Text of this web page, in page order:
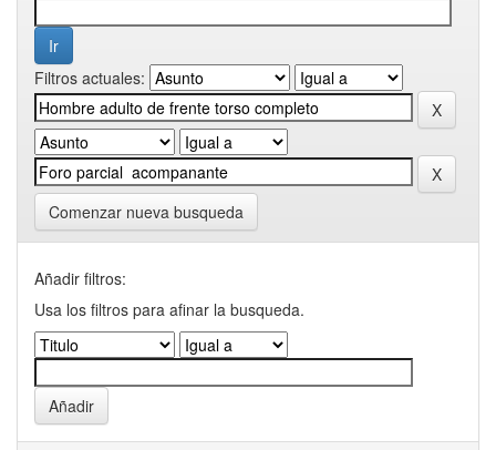
Filtros actuales:
Comenzar nueva busqueda
Añadir filtros:
Usa los filtros para afinar la busqueda.